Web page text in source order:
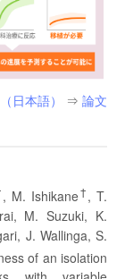
日本語） ⇒ 論文
, M. Ishikane†, T.
M. Suzuki, K.
J. Wallinga, S.
of an isolation